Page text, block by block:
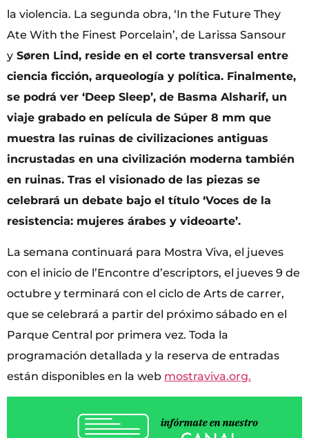
la violencia. La segunda obra, ‘In the Future They
Ate With the Finest Porcelain’, de Larissa Sansour
y Søren Lind, reside en el corte transversal entre
ciencia ficción, arqueología y política. Finalmente,
se podrá ver ‘Deep Sleep’, de Basma Alsharif, un
viaje grabado en película de Súper 8 mm que
muestra las ruinas de civilizaciones antiguas
incrustadas en una civilización moderna también
en ruinas. Tras el visionado de las piezas se
celebrará un debate bajo el título ‘Voces de la
resistencia: mujeres árabes y videoarte’.
La semana continuará para Mostra Viva, el jueves
con el inicio de l’Encontre d’escriptors, el jueves 9 de
octubre y terminará con el ciclo de Arts de carrer,
que se celebrará a partir del próximo sábado en el
Parque Central por primera vez. Toda la
programación detallada y la reserva de entradas
están disponibles en la web mostraviva.org.